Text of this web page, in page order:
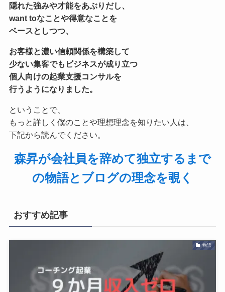
隠れた強みや才能をあぶりだし、
want toなことや得意なことを
ベースとしつつ、
お客様と濃い信頼関係を構築して
少ない集客でもビジネスが成り立つ
個人向けの起業支援コンサルを
行うようになりました。
ということで、
もっと詳しく僕のことや理想理念を知りたい人は、
下記から読んでください。
森昇が会社員を辞めて独立するまで
の物語とブログの理念を覗く
おすすめ記事
物語